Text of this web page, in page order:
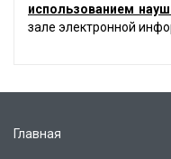
использованием
зале электронной
Главная